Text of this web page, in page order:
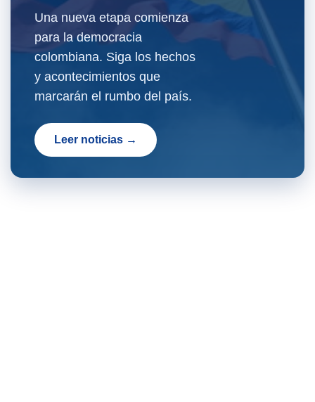
Una nueva etapa comienza
para la democracia
colombiana. Siga los hechos
y acontecimientos que
marcarán el rumbo del país.
Leer noticias →